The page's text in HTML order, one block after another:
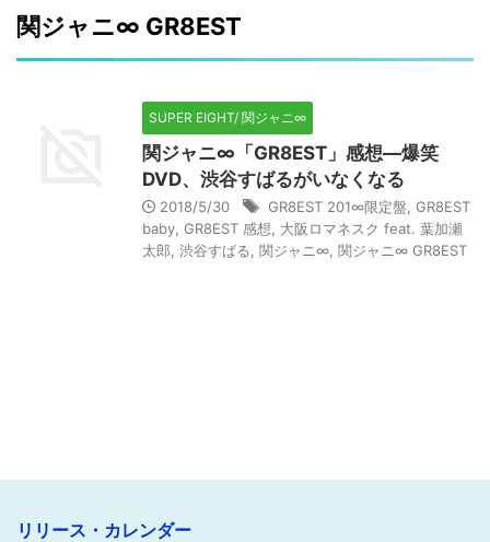
関ジャニ∞ GR8EST
SUPER EIGHT/ 関ジャニ∞
関ジャニ∞「GR8EST」感想―爆笑
DVD、渋谷すばるがいなくなる
2018/5/30 GR8EST 201∞限定盤 GR8EST
baby GR8EST 感想
大阪ロマネスク feat. 葉加瀬
太郎 渋谷すばる 関ジャニ∞ 関ジャニ∞ GR8EST
リリース・カレンダー